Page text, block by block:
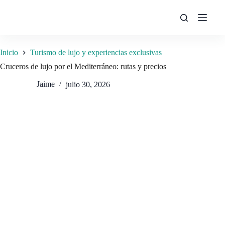
Inicio
Turismo de lujo y experiencias exclusivas
Cruceros de lujo por el Mediterráneo: rutas y precios
Jaime julio 30, 2026